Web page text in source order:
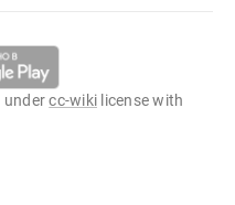
undercc-wiki license with